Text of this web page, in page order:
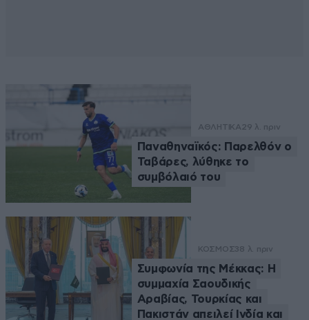
ΑΘΛΗΤΙΚΑ29 λ. πριν
Παναθηναϊκός: Παρελθόν ο
Ταβάρες, λύθηκε το
συμβόλαιό του
ΚΟΣΜΟΣ38 λ. πριν
Συμφωνία της Μέκκας: Η
συμμαχία Σαουδικής
Αραβίας, Τουρκίας και
Πακιστάν απειλεί Ινδία και